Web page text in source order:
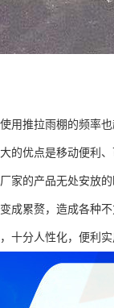
用推拉雨棚的频率
的优点是移动便利
家的产品无处安放的
成累赘，造成各种
十分人性化，便利实